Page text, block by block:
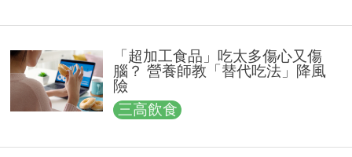
「超加工食品」吃太多傷心又傷
腦？ 營養師教「替代吃法」降風
險
三高飲食